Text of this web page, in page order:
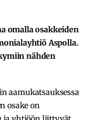
omalla osakkeiden
Aspolla.
nähden
aamukatsauksessa
osake on